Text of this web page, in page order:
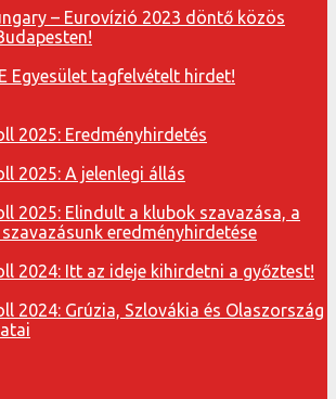
– Eurovízió 2023 döntő közös
Egyesület tagfelvételt hirdet!
2025: Eredményhirdetés
2025: A jelenlegi állás
2025: Elindult a klubok szavazása, a
szavazásunk eredményhirdetése
2024: Itt az ideje kihirdetni a győztest!
2024: Grúzia, Szlovákia és Olaszország